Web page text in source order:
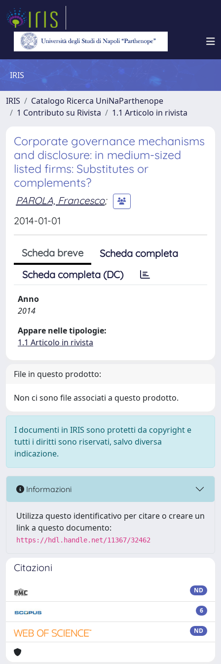
IRIS
IRIS
Catalogo Ricerca UniNaParthenope
1 Contributo su Rivista
1.1 Articolo in rivista
Corporate governance mechanisms
and disclosure: in medium-sized
listed firms: Substitutes or
complements?
PAROLA, Francesco;
2014-01-01
Scheda breve
Scheda completa
Scheda completa (DC)
Anno
2014
Appare nelle tipologie:
1.1 Articolo in rivista
File in questo prodotto:
Non ci sono file associati a questo prodotto.
I documenti in IRIS sono protetti da copyright e
tutti i diritti sono riservati, salvo diversa
indicazione.
Informazioni
Utilizza questo identificativo per citare o creare un
link a questo documento:
https://hdl.handle.net/11367/32462
Citazioni
ND
6
ND